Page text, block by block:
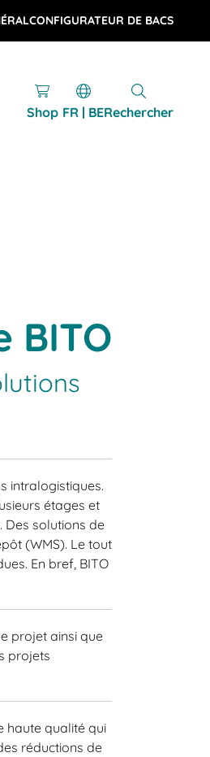
CONFIGURATEUR DE BACS
Shop FR | BERechercher
BITO
intralogistiques.
étages et
Des solutions de
(WMS). Le tout
En bref, BITO
projet ainsi que
projets
haute qualité qui
réductions de